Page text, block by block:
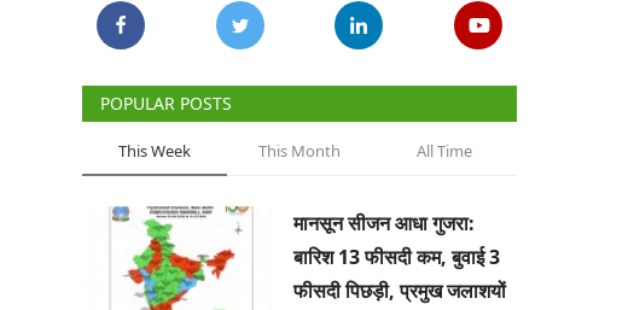
POPULAR POSTS
This Week This Month All Time
मानसून सीजन आधा गुजरा:
बारिश 13 फीसदी कम, बुवाई 3
फीसदी पिछड़ी, प्रमुख जलाशयों